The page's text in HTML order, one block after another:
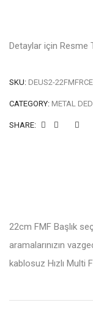
Detaylar için Resme
SKU: DEUS2-
CATEGORY: METAL
SHARE:
22cm FMF Başlık
aramalarınızın
kablosuz Hızlı Multi